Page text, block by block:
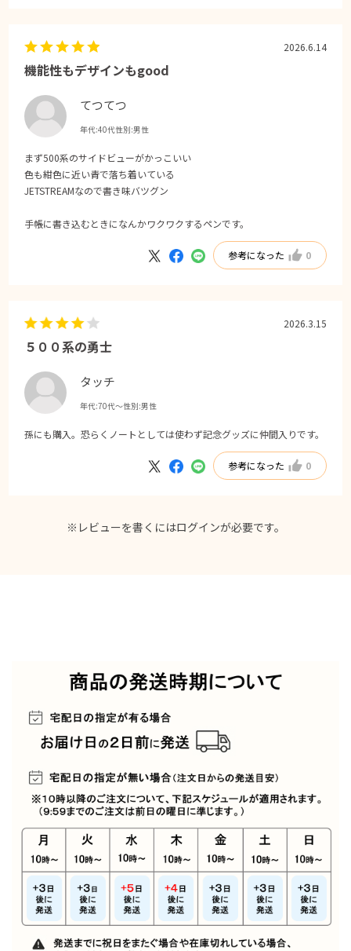
機能性もデザインもgood
てつてつ
年代:40代性別:男性
2026.6.14
まず500系のサイドビューがかっこいい
色も紺色に近い青で落ち着いている
JETSTREAMなので書き味バツグン
手帳に書き込むときになんかワクワクするペンです。
参考になった 0
５００系の勇士
タッチ
年代:70代～性別:男性
2026.3.15
孫にも購入。恐らくノートとしては使わず記念グッズに仲間入りです。
参考になった 0
※レビューを書くにはログインが必要です。